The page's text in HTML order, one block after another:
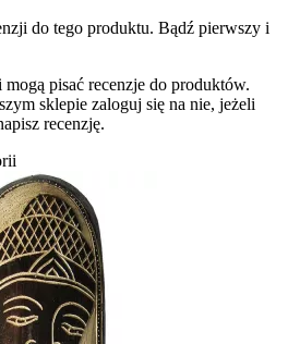
do tego produktu. Bądź pierwszy i
pisać recenzje do produktów.
sklepie zaloguj się na nie, jeżeli
recenzję.